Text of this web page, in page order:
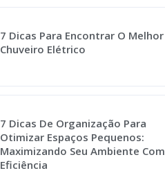
7 Dicas Para Encontrar O Melhor
Chuveiro Elétrico
7 Dicas De Organização Para
Otimizar Espaços Pequenos:
Maximizando Seu Ambiente Com
Eficiência